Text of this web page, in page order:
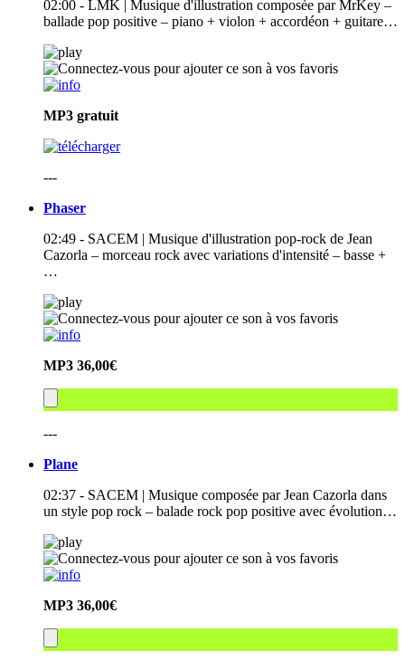
02:00 - LMK | Musique d'illustration composée par MrKey –
ballade pop positive – piano + violon + accordéon + guitare…
MP3 gratuit
---
Phaser
02:49 - SACEM | Musique d'illustration pop-rock de Jean
Cazorla – morceau rock avec variations d'intensité – basse +
…
MP3 36,00€
---
Plane
02:37 - SACEM | Musique composée par Jean Cazorla dans
un style pop rock – balade rock pop positive avec évolution…
MP3 36,00€